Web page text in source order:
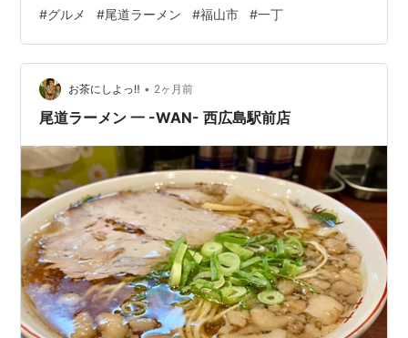
んに！ 尾道ラーメンの特徴は醤油味に背脂。出汁は「い
りこ」が効いている。 見た目はギトギトっぽいけどそん
なギトギト感はなくあっさりといただける。 脂が多いの
で、湯気が閉じ込められていて熱々で美味しいという感
じ。 やはりお店でいただくのとは程遠いのだが、雰囲気
#グルメ #尾道ラーメン #福山市 #一丁
お茶にしよっ‼︎ • 2ヶ月前
尾道ラーメン 一 -WAN- 西広島駅前店